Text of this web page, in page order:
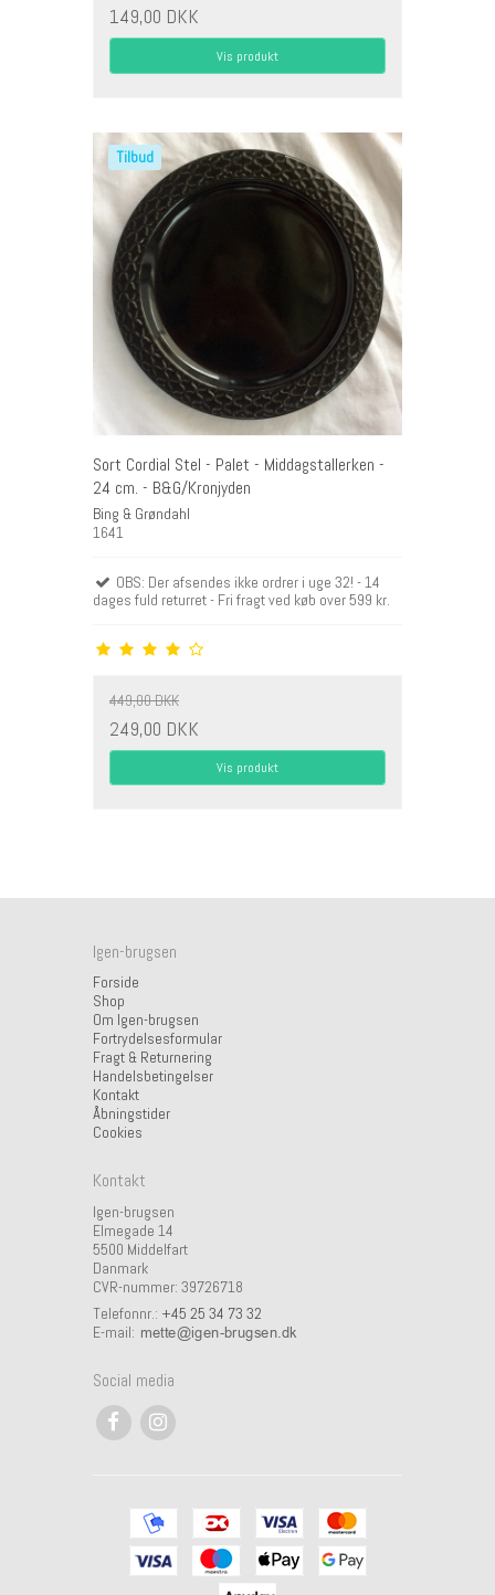
149,00 DKK
Vis produkt
Tilbud
Sort Cordial Stel - Palet - Middagstallerken -
24 cm. - B&G/Kronjyden
Bing & Grøndahl
1641
OBS: Der afsendes ikke ordrer i uge 32! - 14
dages fuld returret - Fri fragt ved køb over 599 kr.
449,00 DKK
249,00 DKK
Vis produkt
Igen-brugsen
Forside
Shop
Om Igen-brugsen
Fortrydelsesformular
Fragt & Returnering
Handelsbetingelser
Kontakt
Åbningstider
Cookies
Kontakt
Igen-brugsen
Elmegade 14
5500 Middelfart
Danmark
CVR-nummer: 39726718
Telefonnr.: +45 25 34 73 32
E-mail:
Social media